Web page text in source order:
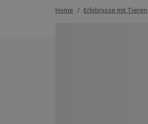
Home / Erlebnisse mit Tieren